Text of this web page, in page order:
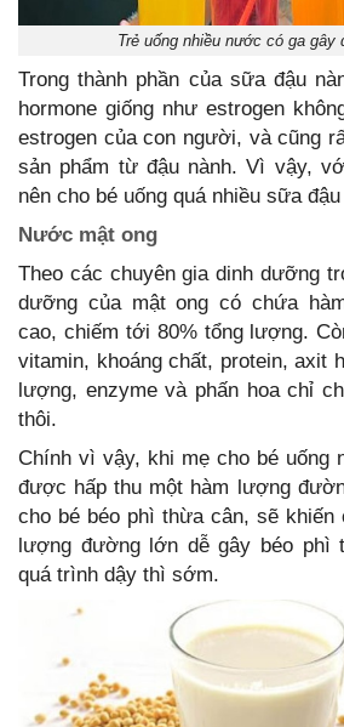
Trẻ uống nhiều nước có ga gây
Trong thành phần của sữa đậu
hormone giống như estrogen
estrogen của con người, và cũng
sản phẩm từ đậu nành. Vì vậy,
nên cho bé uống quá nhiều sữa
Nước mật ong
Theo các chuyên gia dinh dưỡng
dưỡng của mật ong có chứa
cao, chiếm tới 80% tổng lượng.
vitamin, khoáng chất, protein, axit
lượng, enzyme và phấn hoa chỉ
thôi.
Chính vì vậy, khi mẹ cho bé uống
được hấp thu một hàm lượng
cho bé béo phì thừa cân, sẽ khiến
lượng đường lớn dễ gây béo phì
quá trình dậy thì sớm.